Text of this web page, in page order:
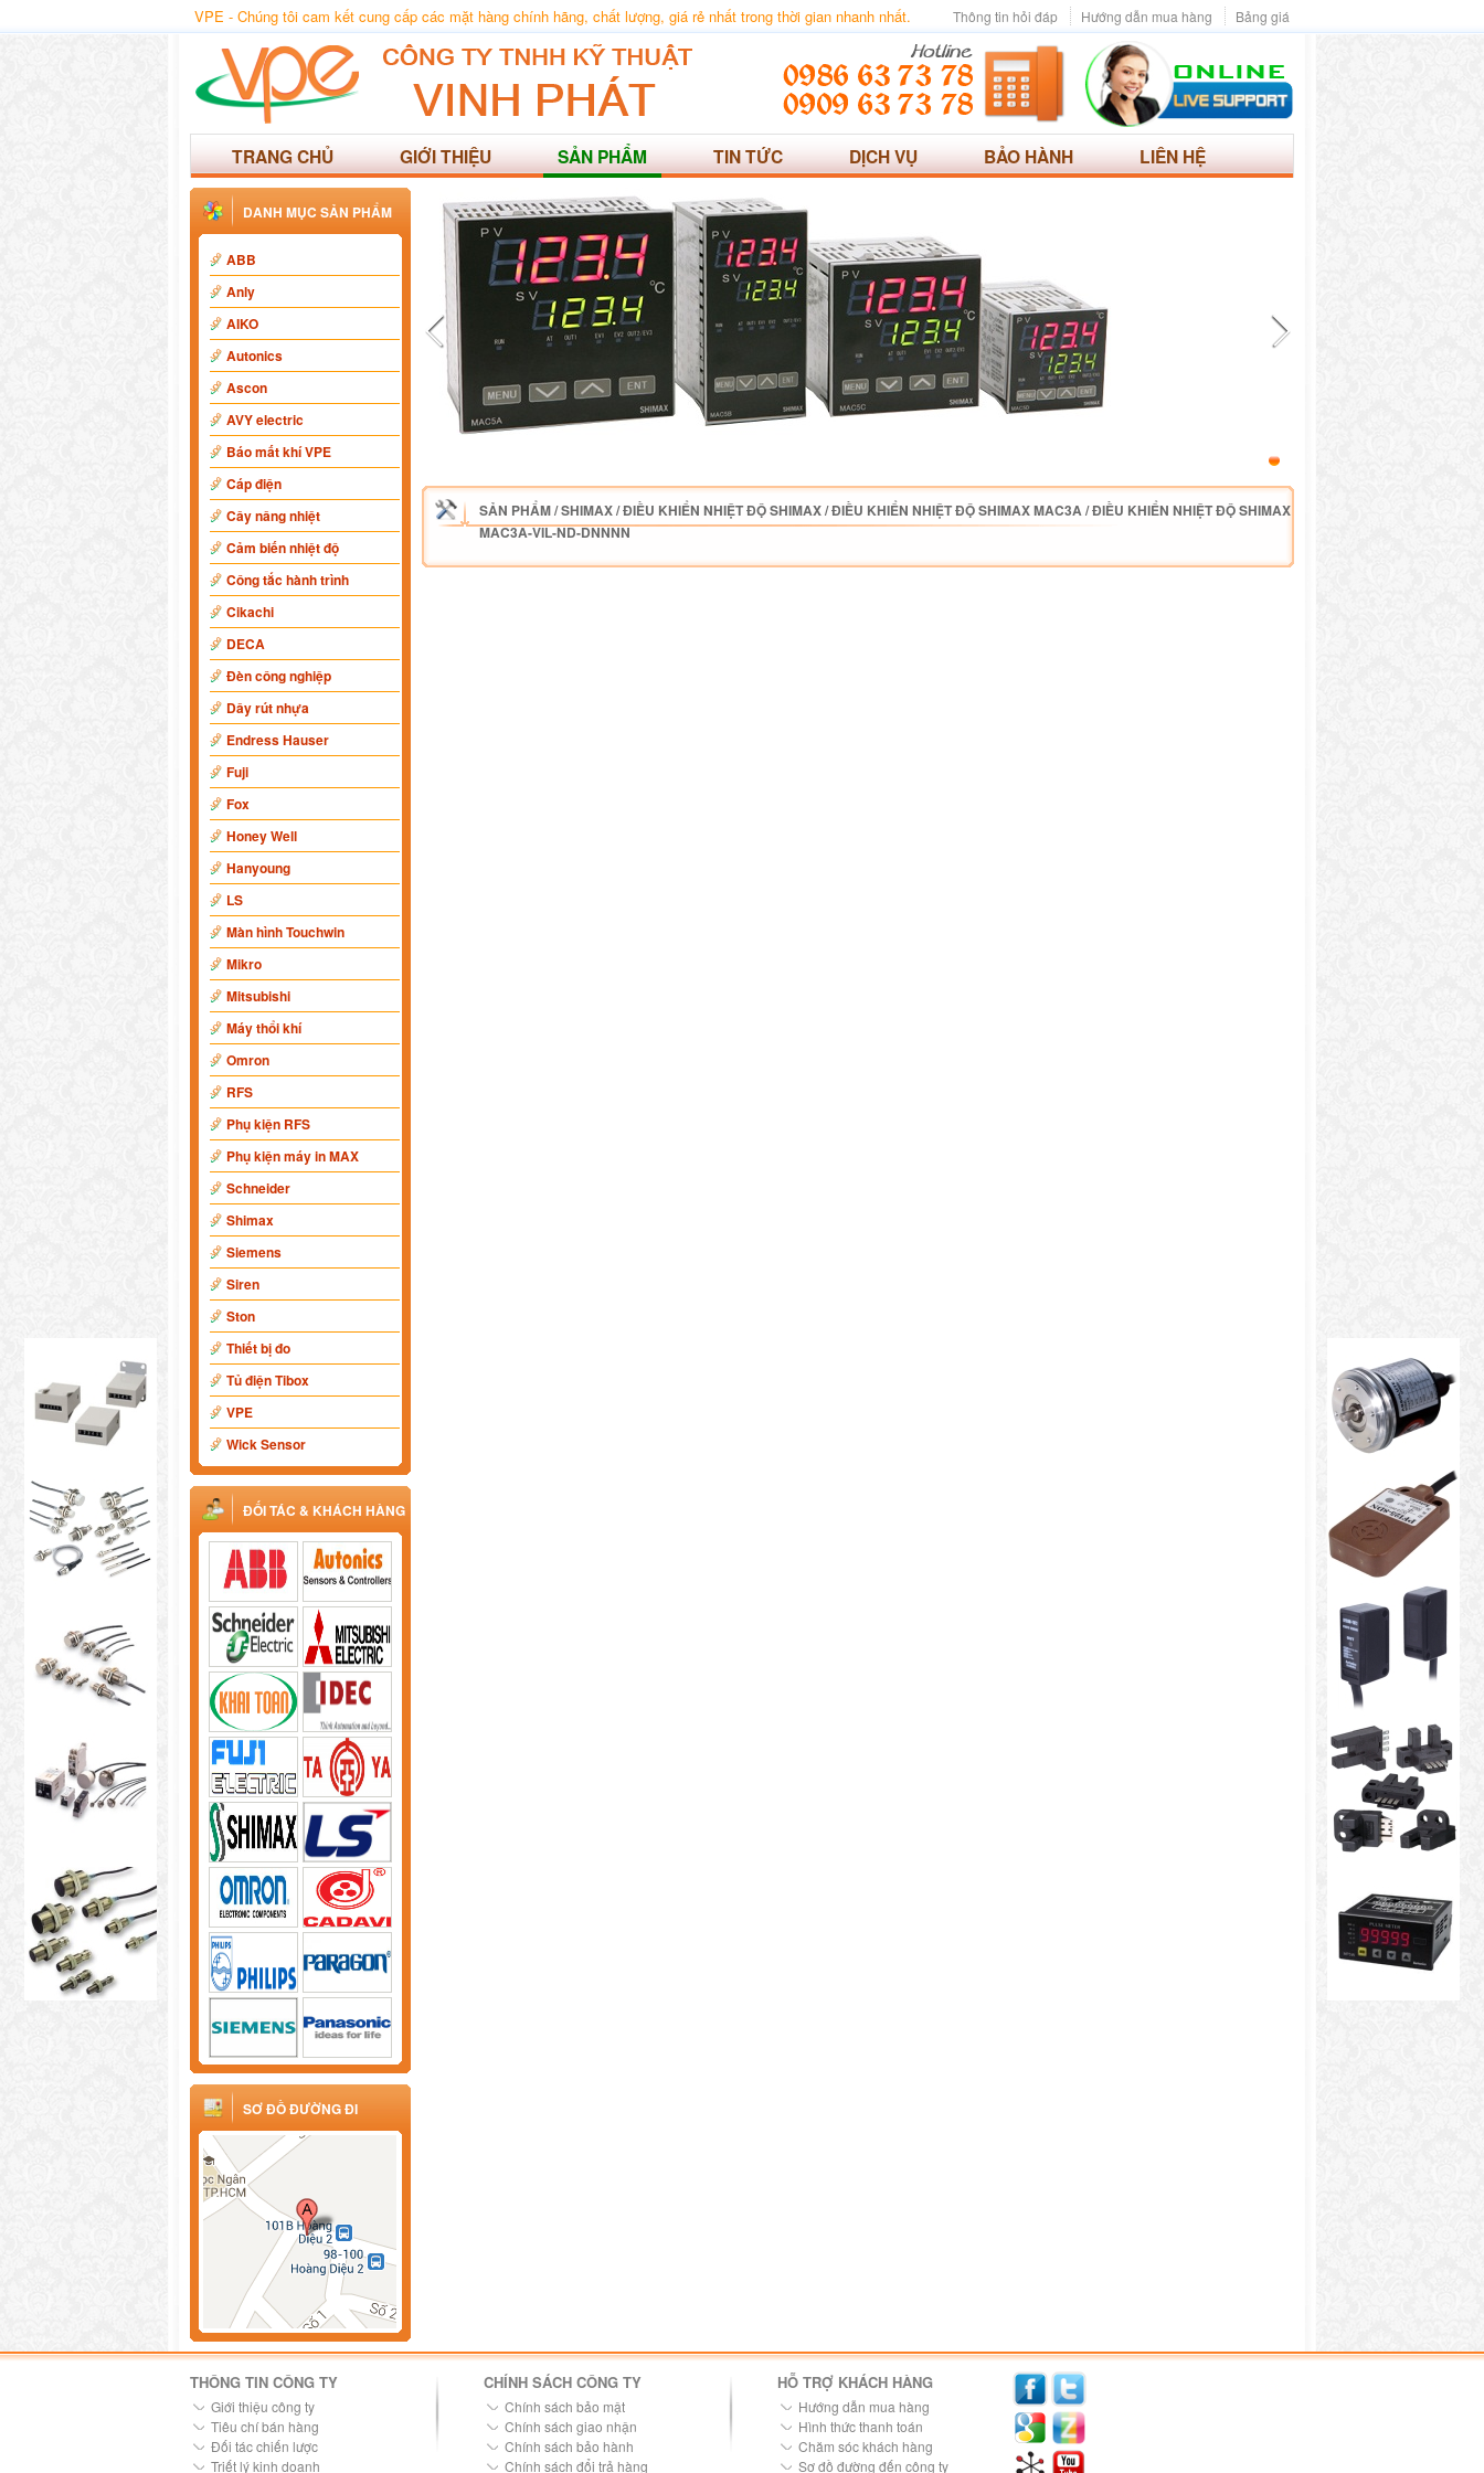
VPE - Chúng tôi cam kết cung cấp các mặt hàng chính hãng, chất lượng, giá rẻ nhất trong thời gian nhanh nhất. Bảng giá
Hướng dẫn mua hàng
Thông tin hỏi đáp
TRANG CHỦ GIỚI THIỆU SẢN PHẨM TIN TỨC DỊCH VỤ BẢO HÀNH LIÊN HỆ
DANH MỤC SẢN PHẨM
ABB
Anly
AIKO
Autonics
Ascon
AVY electric
Báo mất khí VPE
Cáp điện
Cây nâng nhiệt
Cảm biến nhiệt độ
Công tắc hành trình
Cikachi
DECA
Đèn công nghiệp
Dây rút nhựa
Endress Hauser
Fuji
Fox
Honey Well
Hanyoung
LS
Màn hình Touchwin
Mikro
Mitsubishi
Máy thổi khí
Omron
RFS
Phụ kiện RFS
Phụ kiện máy in MAX
Schneider
Shimax
Siemens
Siren
Ston
Thiết bị đo
Tủ điện Tibox
VPE
Wick Sensor
ĐỐI TÁC & KHÁCH HÀNG
SƠ ĐỒ ĐƯỜNG ĐI
SẢN PHẨM/SHIMAX/ĐIỀU KHIỂN NHIỆT ĐỘ SHIMAX/ĐIỀU KHIỂN NHIỆT ĐỘ SHIMAX MAC3A/ĐIỀU KHIỂN NHIỆT ĐỘ SHIMAX
MAC3A-VIL-ND-DNNNN
THÔNG TIN CÔNG TY
Giới thiệu công ty
Tiêu chí bán hàng
Đối tác chiến lược
Triết lý kinh doanh
CHÍNH SÁCH CÔNG TY
Chính sách bảo mật
Chính sách giao nhận
Chính sách bảo hành
Chính sách đổi trả hàng
HỖ TRỢ KHÁCH HÀNG
Hướng dẫn mua hàng
Hình thức thanh toán
Chăm sóc khách hàng
Sơ đồ đường đến công ty